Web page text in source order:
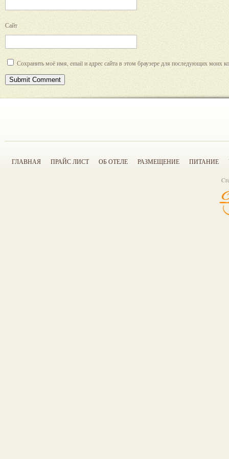
Сайт
Сохранить моё имя, email и адрес сайта в этом браузере для последующих моих
ГЛАВНАЯ ПРАЙС ЛИСТ ОБ ОТЕЛЕ РАЗМЕЩЕНИЕ ПИТАНИЕ